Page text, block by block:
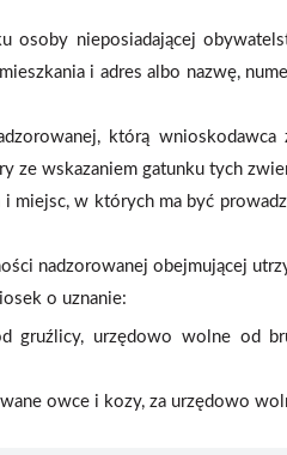
osoby nieposiadającej
i adres albo nazwę,
którą
ze wskazaniem gatunku tych
w których ma być
nadzorowanej obejmującej
o uznanie:
gruźlicy, urzędowo wolne od
owce i kozy, za urzędowo